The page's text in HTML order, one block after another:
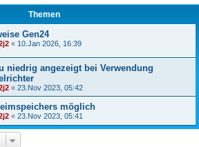
Themen
Gen24
« 10.Jan 2026, 16:39
niedrig angezeigt bei Verwendung
« 23.Nov 2023, 05:42
möglich
« 23.Nov 2023, 05:41